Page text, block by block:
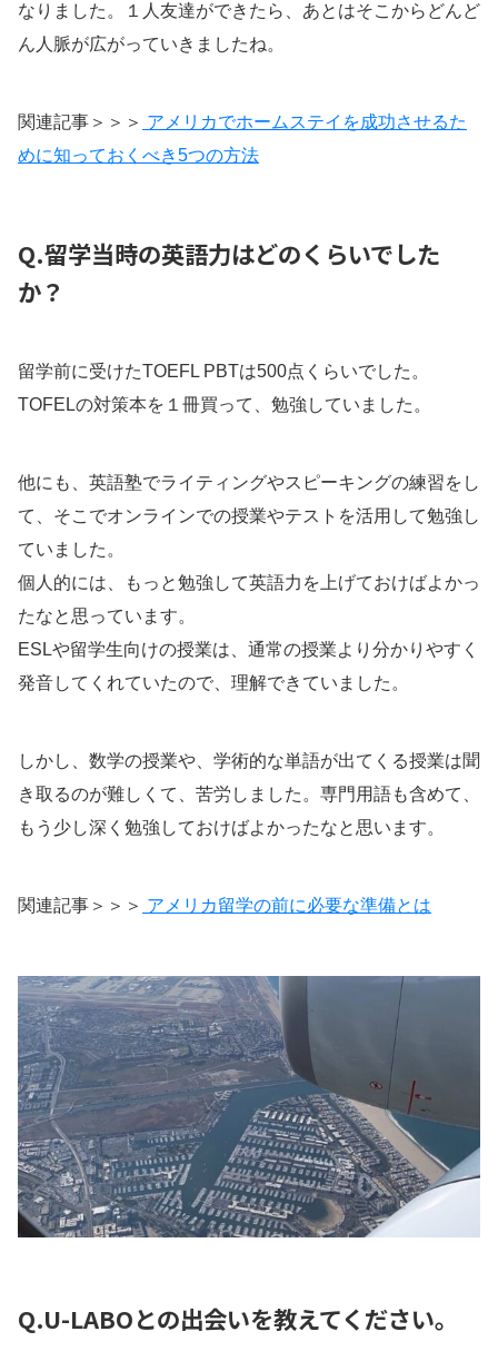
なりました。１人友達ができたら、あとはそこからどんど
ん人脈が広がっていきましたね。
関連記事＞＞＞ アメリカでホームステイを成功させるた
めに知っておくべき5つの方法
Q.留学当時の英語力はどのくらいでした
か？
留学前に受けたTOEFL PBTは500点くらいでした。
TOFELの対策本を１冊買って、勉強していました。
他にも、英語塾でライティングやスピーキングの練習をし
て、そこでオンラインでの授業やテストを活用して勉強し
ていました。
個人的には、もっと勉強して英語力を上げておけばよかっ
たなと思っています。
ESLや留学生向けの授業は、通常の授業より分かりやすく
発音してくれていたので、理解できていました。
しかし、数学の授業や、学術的な単語が出てくる授業は聞
き取るのが難しくて、苦労しました。専門用語も含めて、
もう少し深く勉強しておけばよかったなと思います。
関連記事＞＞＞ アメリカ留学の前に必要な準備とは
Q.U-LABOとの出会いを教えてください。